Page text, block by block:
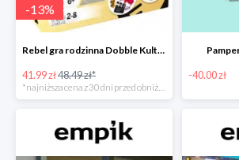
-13%
Rebel gra rodzinna Dobble Kultura w super cenie w Empiku Premium
41.99 zł48.49 zł* -40.00 zł